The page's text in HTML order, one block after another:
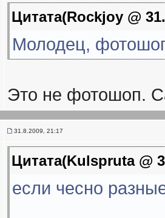
Цитата(Rockjoy @
Молодец,
Это не фотошоп.
31.8.2009, 21:17
Цитата(Kulspruta @
если чесно